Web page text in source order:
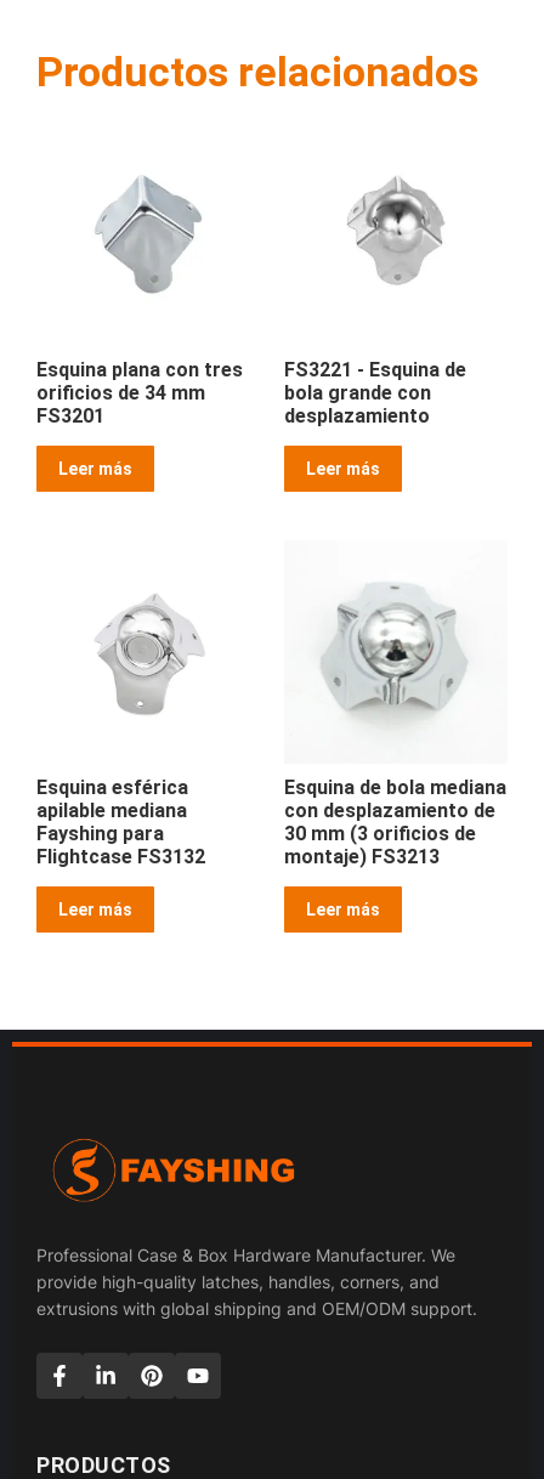
Productos relacionados
Esquina plana con tres
orificios de 34 mm
FS3201
Leer más
FS3221 - Esquina de
bola grande con
desplazamiento
Leer más
Esquina esférica
apilable mediana
Fayshing para
Flightcase FS3132
Leer más
Esquina de bola mediana
con desplazamiento de
30 mm (3 orificios de
montaje) FS3213
Leer más
Professional Case & Box Hardware Manufacturer. We
provide high-quality latches, handles, corners, and
extrusions with global shipping and OEM/ODM support.
PRODUCTOS